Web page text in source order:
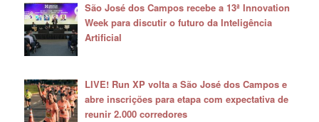
São José dos Campos recebe a 13ª Innovation
Week para discutir o futuro da Inteligência
Artificial
LIVE! Run XP volta a São José dos Campos e
abre inscrições para etapa com expectativa de
reunir 2.000 corredores